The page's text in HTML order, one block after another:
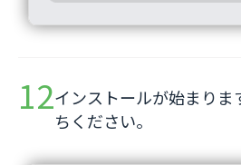
インストールが始まり
ちください。